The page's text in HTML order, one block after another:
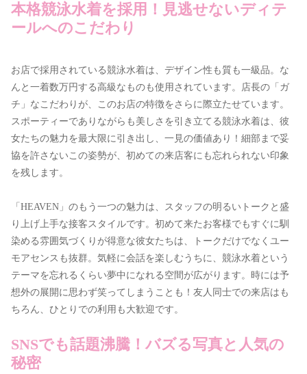
本格競泳水着を採用！見逃せないディテ
ールへのこだわり
お店で採用されている競泳水着は、デザイン性も質も一級品。な
んと一着数万円する高級なものも使用されています。店長の「ガ
チ」なこだわりが、このお店の特徴をさらに際立たせています。
スポーティーでありながらも美しさを引き立てる競泳水着は、彼
女たちの魅力を最大限に引き出し、一見の価値あり！細部まで妥
協を許さないこの姿勢が、初めての来店客にも忘れられない印象
を残します。
「HEAVEN」のもう一つの魅力は、スタッフの明るいトークと盛
り上げ上手な接客スタイルです。初めて来たお客様でもすぐに馴
染める雰囲気づくりが得意な彼女たちは、トークだけでなくユー
モアセンスも抜群。気軽に会話を楽しむうちに、競泳水着という
テーマを忘れるくらい夢中になれる空間が広がります。時には予
想外の展開に思わず笑ってしまうことも！友人同士での来店はも
ちろん、ひとりでの利用も大歓迎です。
SNSでも話題沸騰！バズる写真と人気の
秘密